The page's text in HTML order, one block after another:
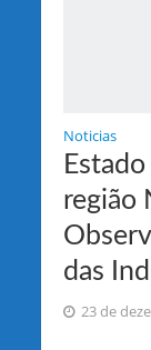
Noticias
região
das
23 de